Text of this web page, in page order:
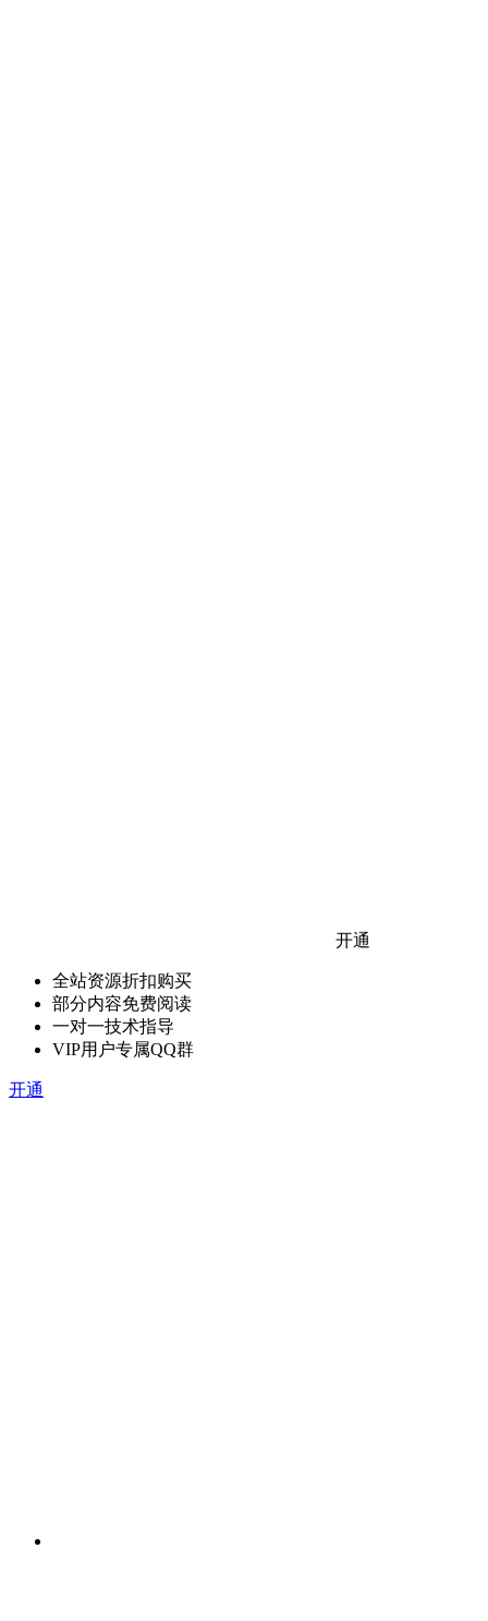
开通
全站资源折扣购买
部分内容免费阅读
一对一技术指导
VIP用户专属QQ群
开通